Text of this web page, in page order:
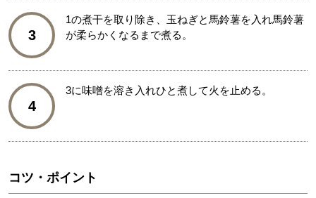
3
1の煮干を取り除き、玉ねぎと馬鈴薯を入れ馬鈴薯
が柔らかくなるまで煮る。
4
3に味噌を溶き入れひと煮して火を止める。
コツ・ポイント